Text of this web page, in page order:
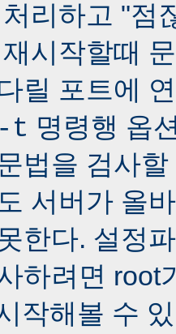
리하고 "점
시작할때
릴 포트에
-t 명령행 옵
법을 검사
서버가 올
한다. 설정
하려면 root
작해볼 수